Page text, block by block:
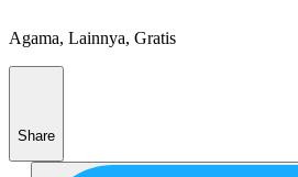
Agama, Lainnya, Gratis
Share